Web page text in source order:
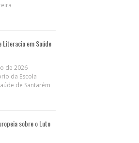
Literacia em Saúde
de 2026
da Escola
de Santarém
sobre o Luto